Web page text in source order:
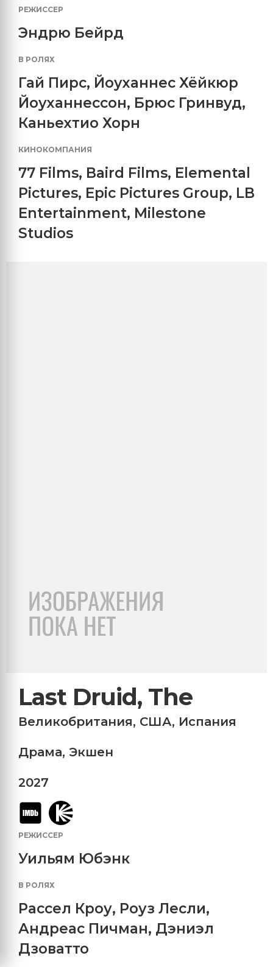
РЕЖИССЕР
Эндрю Бейрд
В РОЛЯХ
Гай Пирс, Йоуханнес Хёйкюр
Йоуханнессон, Брюс Гринвуд,
Каньехтио Хорн
КИНОКОМПАНИЯ
77 Films, Baird Films, Elemental
Pictures, Epic Pictures Group, LB
Entertainment, Milestone
Studios
Last Druid, The
Великобритания, США, Испания
Драма, Экшен
2027
РЕЖИССЕР
Уильям Юбэнк
В РОЛЯХ
Рассел Кроу, Роуз Лесли,
Андреас Пичман, Дэниэл
Дзоватто